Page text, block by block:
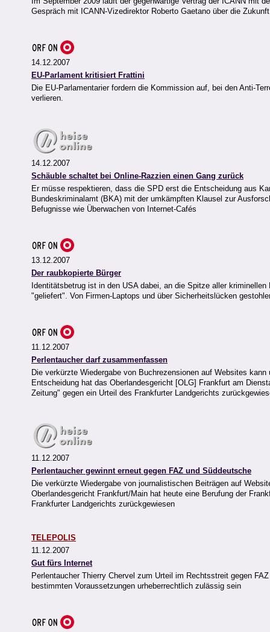
Gespräch mit ICANN-Vizedirektor Roberto Gaetano über die
14.12.2007
EU-Parlament kritisiert Frattini
Die EU-Parlamentarier fordern die Kommission auf, bei den Anti-
verlieren.
14.12.2007
Schäuble schaltet bei Online-Razzien einen Gang zurück
Er müsse respektieren, dass die SPD erst die Entscheidung aus
Bundeskriminalamt (BKA) mit der umkämpften Klausel zur
Befugnisse wie Überwachen von Internet-Cafés
13.12.2007
Der raubkopierte Bürger
Identitätsbetrug ist in den USA dabei, an die Spitze aller
"geliefert". Von Firmen-Laptops und über Sicherheitslücken
11.12.2007
Perlentaucher darf zusammenfassen
Die verkürzte Wiedergabe von Buchrezensionen auf Websites
Entscheidung hat das Oberlandesgericht [OLG] Frankfurt am
Zeitung" gegen ein Urteil des Frankfurter Landgerichts
11.12.2007
Perlentaucher gewinnt erneut gegen FAZ und Süddeutsche
Die verkürzte Wiedergabe von journalistischen Beiträgen auf
Oberlandesgericht Frankfurt/Main hat heute eine Berufung der
Frankfurter Landgerichts zurückgewiesen
TELEPOLIS
11.12.2007
Gut fürs Internet
Perlentaucher Thierry Chervel zum Urteil im Rechtsstreit gegen
bestimmten Voraussetzungen urheberrechtlich zulässig sein